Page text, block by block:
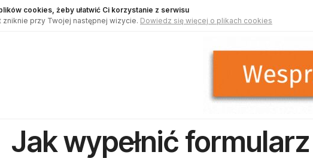
cookies, żeby ułatwić Ci korzystanie z serwisu
zniknie przy Twojej następnej wizycie. Dowiedz się więcej o plikach cookies
Jak wypełnić